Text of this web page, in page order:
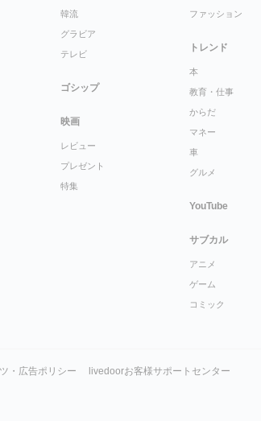
韓流
グラビア
テレビ
ゴシップ
映画
レビュー
プレゼント
特集
ファッション
トレンド
本
教育・仕事
からだ
マネー
車
グルメ
YouTube
サブカル
アニメ
ゲーム
コミック
・広告ポリシー livedoorお客様サポートセンター